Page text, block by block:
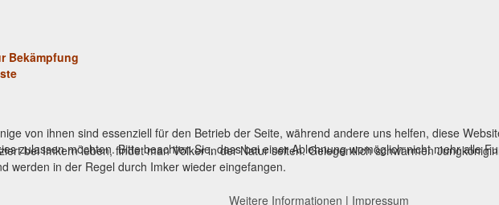
Bekämpfung
bei Imkern leben, findet man Völker in der Natur selten. Gelegentlich schwärmen
werden in der Regel durch Imker wieder eingefangen.
von ihnen sind essenziell für den Betrieb der Seite, während andere uns helfen, diese
zulassen möchten. Bitte beachten Sie, dass bei einer Ablehnung womöglich nicht mehr alle
Weitere Informationen | Impressum